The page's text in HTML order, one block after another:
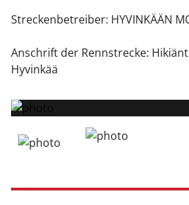
Streckenbetreiber: HYVINKÄÄN
Anschrift der Rennstrecke:
Hyvinkää